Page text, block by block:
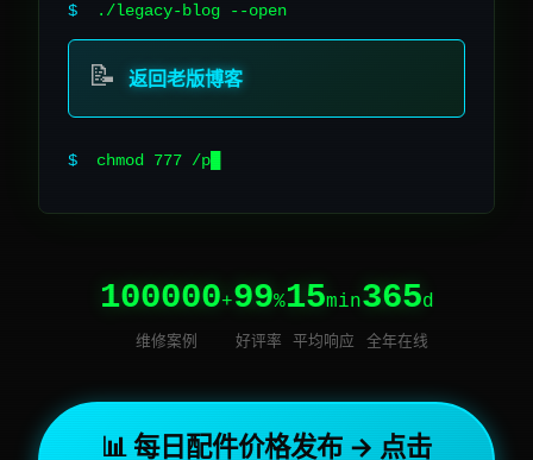
$ ./legacy-blog --open
📝 返回老版博客
$ chmod 777 /perfect-repair
100000+
维修案例
99%
好评率
15min
平均响应
365d
全年在线
📊 每日配件价格发布 → 点击